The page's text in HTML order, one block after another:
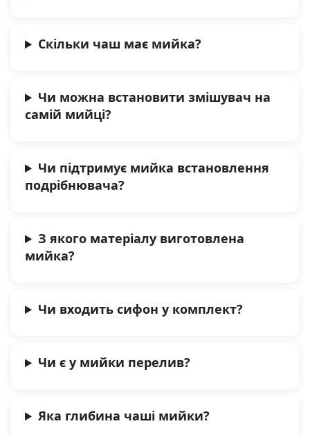
Скільки чаш має мийка?
Чи можна встановити змішувач на
самій мийці?
Чи підтримує мийка встановлення
подрібнювача?
З якого матеріалу виготовлена
мийка?
Чи входить сифон у комплект?
Чи є у мийки перелив?
Яка глибина чаші мийки?